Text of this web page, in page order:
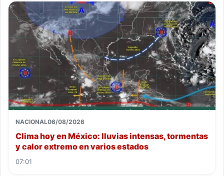
NACIONAL06/08/2026
Clima hoy en México: lluvias intensas, tormentas
y calor extremo en varios estados
07:01